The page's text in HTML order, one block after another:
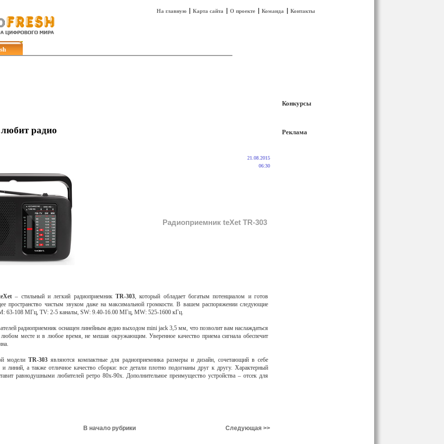
На главную Карта сайта О проекте Команда Контакты
любит радио
Радиоприемник teXet TR-303
21.08.2015
06:30
– стильный и легкий радиоприемникTR-303, который обладает богатым потенциалом и готов
пространство чистым звуком даже на максимальной громкости. В вашем распоряжении следующие
63-108 МГц, TV: 2-5 каналы, SW: 9.40-16.00 МГц, MW: 525-1600 кГц.
радиоприемник оснащен линейным аудио выходом mini jack 3,5 мм, что позволит вам наслаждаться
месте и в любое время, не мешая окружающим. Уверенное качество приема сигнала обеспечит
модели TR-303 являются компактные для радиоприемника размеры и дизайн, сочетающий в себе
линий, а также отличное качество сборки: все детали плотно подогнаны друг к другу. Характерный
равнодушными любителей ретро 80х-90х. Дополнительное преимущество устройства – отсек для
В начало рубрики Следующая >>
Конкурсы
Реклама